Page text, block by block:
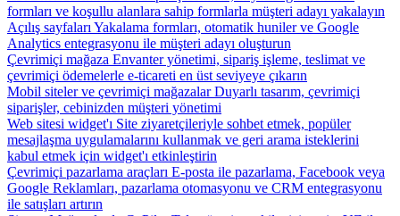
formları ve koşullu alanlara sahip formlarla müşteri adayı yakalayın
Açılış sayfaları Yakalama formları, otomatik huniler ve Google
Analytics entegrasyonu ile müşteri adayı oluşturun
Çevrimiçi mağaza Envanter yönetimi, sipariş işleme, teslimat ve
çevrimiçi ödemelerle e-ticareti en üst seviyeye çıkarın
Mobil siteler ve çevrimiçi mağazalar Duyarlı tasarım, çevrimiçi
siparişler, cebinizden müşteri yönetimi
Web sitesi widget'ı Site ziyaretçileriyle sohbet etmek, popüler
mesajlaşma uygulamalarını kullanmak ve geri arama isteklerini
kabul etmek için widget'ı etkinleştirin
Çevrimiçi pazarlama araçları E-posta ile pazarlama, Facebook veya
Google Reklamları, pazarlama otomasyonu ve CRM entegrasyonu
ile satışları artırın